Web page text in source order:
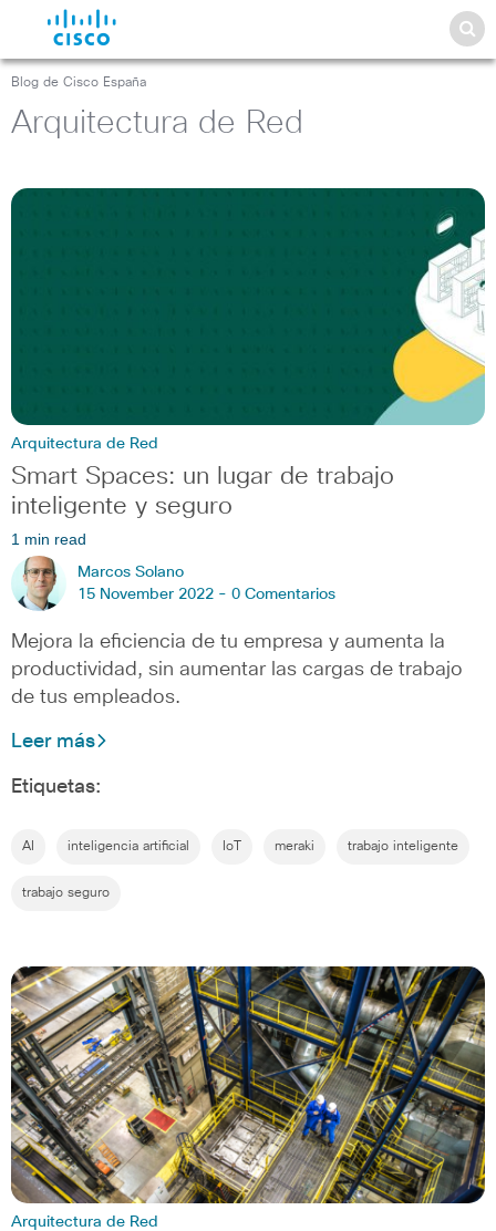
Blog de Cisco España
Arquitectura de Red
Arquitectura de Red
Smart Spaces: un lugar de trabajo
inteligente y seguro
1 min read
Marcos Solano
15 November 2022 - 0 Comentarios
Mejora la eficiencia de tu empresa y aumenta la
productividad, sin aumentar las cargas de trabajo
de tus empleados.
Leer más
Etiquetas:
AI inteligencia artificial IoT meraki trabajo inteligente
trabajo seguro
Arquitectura de Red